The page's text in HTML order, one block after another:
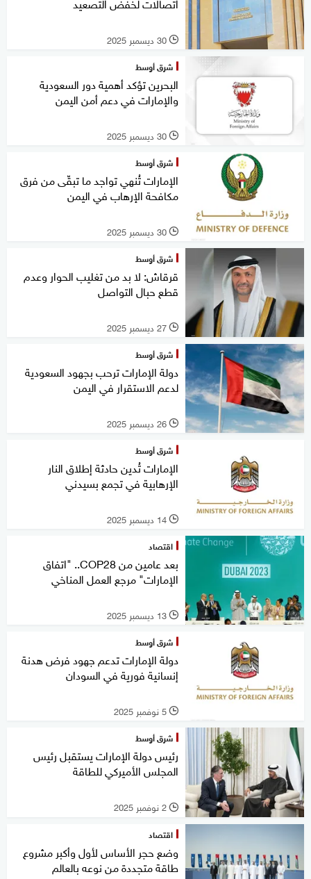
l 30 ديسمبر 2025
شرق أوسط
البحرين تؤكد أهمية دور السعودية
والإمارات في دعم أمن اليمن
l 30 ديسمبر 2025
شرق أوسط
الإمارات تُنهي تواجد ما تبقّى من فرق
مكافحة الإرهاب في اليمن
l 30 ديسمبر 2025
شرق أوسط
قرقاش: لا بد من تغليب الحوار وعدم
قطع حبال التواصل
l 27 ديسمبر 2025
شرق أوسط
دولة الإمارات ترحب بجهود السعودية
لدعم الاستقرار في اليمن
l 26 ديسمبر 2025
شرق أوسط
الإمارات تُدين حادثة إطلاق النار
الإرهابية في تجمع بسيدني
l 14 ديسمبر 2025
اقتصاد
بعد عامين من COP28.. "اتفاق
الإمارات" مرجع العمل المناخي
l 13 ديسمبر 2025
شرق أوسط
دولة الإمارات تدعم جهود فرض هدنة
إنسانية فورية في السودان
l 5 نوفمبر 2025
شرق أوسط
رئيس دولة الإمارات يستقبل رئيس
المجلس الأميركي للطاقة
l 2 نوفمبر 2025
اقتصاد
وضع حجر الأساس لأول وأكبر مشروع
طاقة متجددة من نوعه بالعالم